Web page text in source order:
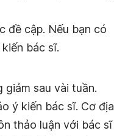
đề cập. Nếu bạn có
bác sĩ.
giảm sau vài tuần.
ý kiến bác sĩ. Cơ địa
thảo luận với bác sĩ